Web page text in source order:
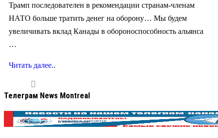
Трамп последователен в рекомендации странам-членам
НАТО больше тратить денег на оборону… Мы будем
увеличивать вклад Канады в обороноспособность альянса
…
Читать далее..
Телеграм News Montreal